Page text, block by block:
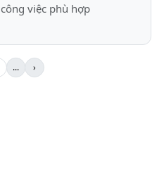
việc phù hợp
... ›